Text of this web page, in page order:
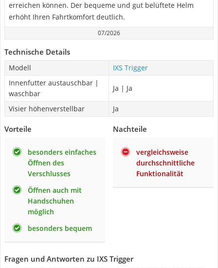
erreichen können. Der bequeme und gut belüftete Helm
erhöht Ihren Fahrtkomfort deutlich.
07/2026
Technische Details
Modell
IXS Trigger
Innenfutter austauschbar |
waschbar
Ja | Ja
Visier höhenverstellbar Ja
Vorteile
besonders einfaches
Öffnen des
Verschlusses
Öffnen auch mit
Handschuhen
möglich
besonders bequem
Nachteile
vergleichsweise
durchschnittliche
Funktionalität
Fragen und Antworten zu IXS Trigger